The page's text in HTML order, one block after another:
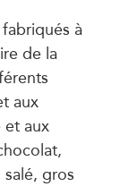
à
de la
aux
aux
gros